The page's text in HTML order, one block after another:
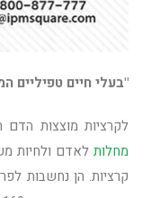
"בעלי חיים טפיליים
לקרציות מוצצות הדם
מחלות
קרציות. הן נחשבות